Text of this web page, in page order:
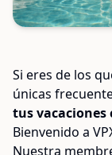
Si eres de los
únicas
tus vacaciones
Bienvenido a
Nuestra